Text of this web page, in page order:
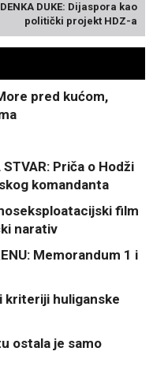
DUKE: Dijaspora kao
politički projekt HDZ-a
pred kućom,
Priča o Hodži
komandanta
film
narativ
Memorandum 1 i
kriteriji huliganske
ostala je samo